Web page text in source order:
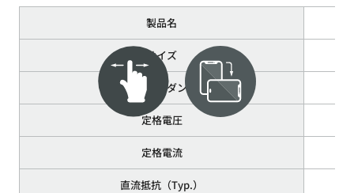
製品名
サイズ
インピーダンス
定格電圧
定格電流
直流抵抗（Typ.）